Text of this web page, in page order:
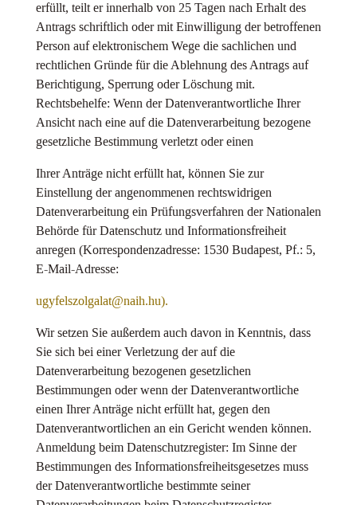
erfüllt, teilt er innerhalb von 25 Tagen nach Erhalt des
Antrags schriftlich oder mit Einwilligung der betroffenen
Person auf elektronischem Wege die sachlichen und
rechtlichen Gründe für die Ablehnung des Antrags auf
Berichtigung, Sperrung oder Löschung mit.
Rechtsbehelfe: Wenn der Datenverantwortliche Ihrer
Ansicht nach eine auf die Datenverarbeitung bezogene
gesetzliche Bestimmung verletzt oder einen
Ihrer Anträge nicht erfüllt hat, können Sie zur
Einstellung der angenommenen rechtswidrigen
Datenverarbeitung ein Prüfungsverfahren der Nationalen
Behörde für Datenschutz und Informationsfreiheit
anregen (Korrespondenzadresse: 1530 Budapest, Pf.: 5,
E-Mail-Adresse:
ugyfelszolgalat@naih.hu).
Wir setzen Sie außerdem auch davon in Kenntnis, dass
Sie sich bei einer Verletzung der auf die
Datenverarbeitung bezogenen gesetzlichen
Bestimmungen oder wenn der Datenverantwortliche
einen Ihrer Anträge nicht erfüllt hat, gegen den
Datenverantwortlichen an ein Gericht wenden können.
Anmeldung beim Datenschutzregister: Im Sinne der
Bestimmungen des Informationsfreiheitsgesetzes muss
der Datenverantwortliche bestimmte seiner